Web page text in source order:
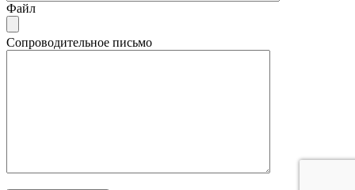
Файл
Сопроводительное письмо